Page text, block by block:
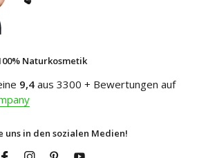
Naturkosmetik
9,4 aus 3300 + Bewertungen auf
uns in den sozialen Medien!